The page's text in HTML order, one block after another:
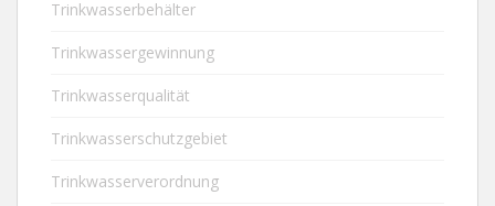
Trinkwasserbehälter
Trinkwassergewinnung
Trinkwasserqualität
Trinkwasserschutzgebiet
Trinkwasserverordnung